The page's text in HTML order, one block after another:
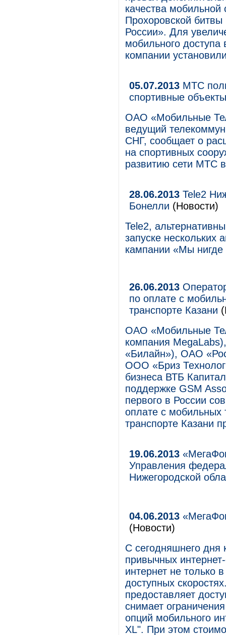
качества мобильной
Прохоровской
России». Для
мобильного доступа
компании
05.07.2013 МТС
спортивные
ОАО «Мобильные
ведущий
СНГ, сообщает о
на спортивных
развитию сети МТС
28.06.2013 Tele2
Бонелли (Новости)
Tele2,
запуске нескольких
кампании «Мы
26.06.2013
по оплате с
транспорте Казани
ОАО «Мобильные
компания
«Билайн»), ОАО
ООО «Бриз
бизнеса ВТБ
поддержке GSM
первого в России
оплате с мобильных
транспорте Казани
19.06.2013
Управления
Нижегородской
04.06.2013
(Новости)
С сегодняшнего дня
привычных
интернет не только
доступных
предоставляет
снимает
опций мобильного
XL". При этом